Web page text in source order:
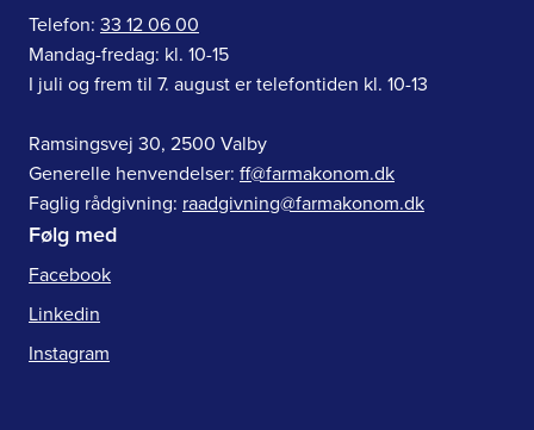
Telefon: 33 12 06 00
Mandag-fredag: kl. 10-15
I juli og frem til 7. august er telefontiden kl. 10-13
Ramsingsvej 30, 2500 Valby
Generelle henvendelser: ff@farmakonom.dk
Faglig rådgivning: raadgivning@farmakonom.dk
Følg med
Facebook
Linkedin
Instagram